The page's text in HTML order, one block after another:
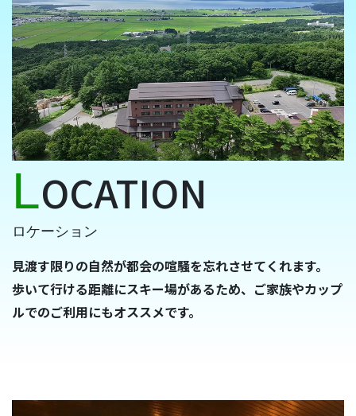
LOCATION
ロケーション
見渡す限りの自然が都会の喧騒を忘れさせてくれます。
歩いて行ける距離にスキー場があるため、ご家族やカップ
ルでのご利用にもオススメです。